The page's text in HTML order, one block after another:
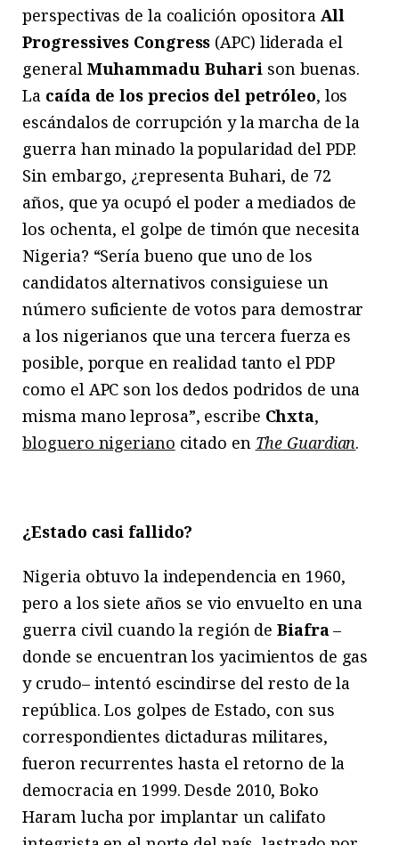
perspectivas de la coalición opositora All
Progressives Congress (APC) liderada el
general Muhammadu Buhari son buenas.
La caída de los precios del petróleo, los
escándalos de corrupción y la marcha de la
guerra han minado la popularidad del PDP.
Sin embargo, ¿representa Buhari, de 72
años, que ya ocupó el poder a mediados de
los ochenta, el golpe de timón que necesita
Nigeria? “Sería bueno que uno de los
candidatos alternativos consiguiese un
número suficiente de votos para demostrar
a los nigerianos que una tercera fuerza es
posible, porque en realidad tanto el PDP
como el APC son los dedos podridos de una
misma mano leprosa”, escribe Chxta,
bloguero nigeriano citado en The Guardian.
¿Estado casi fallido?
Nigeria obtuvo la independencia en 1960,
pero a los siete años se vio envuelto en una
guerra civil cuando la región deBiafra–
donde se encuentran los yacimientos de gas
y crudo– intentó escindirse del resto de la
república. Los golpes de Estado, con sus
correspondientes dictaduras militares,
fueron recurrentes hasta el retorno de la
democracia en 1999. Desde 2010, Boko
Haram lucha por implantar un califato